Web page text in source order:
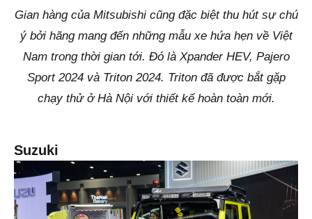
Gian hàng của Mitsubishi cũng đặc biệt thu hút sự chú
ý bởi hãng mang đến những mẫu xe hứa hẹn về Việt
Nam trong thời gian tới. Đó là Xpander HEV, Pajero
Sport 2024 và Triton 2024. Triton đã được bắt gặp
chạy thử ở Hà Nội với thiết kế hoàn toàn mới.
Suzuki